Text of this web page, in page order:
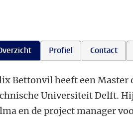
Profiel Contact
Bettonvil heeft een Master
Universiteit Delft.
en de project manager